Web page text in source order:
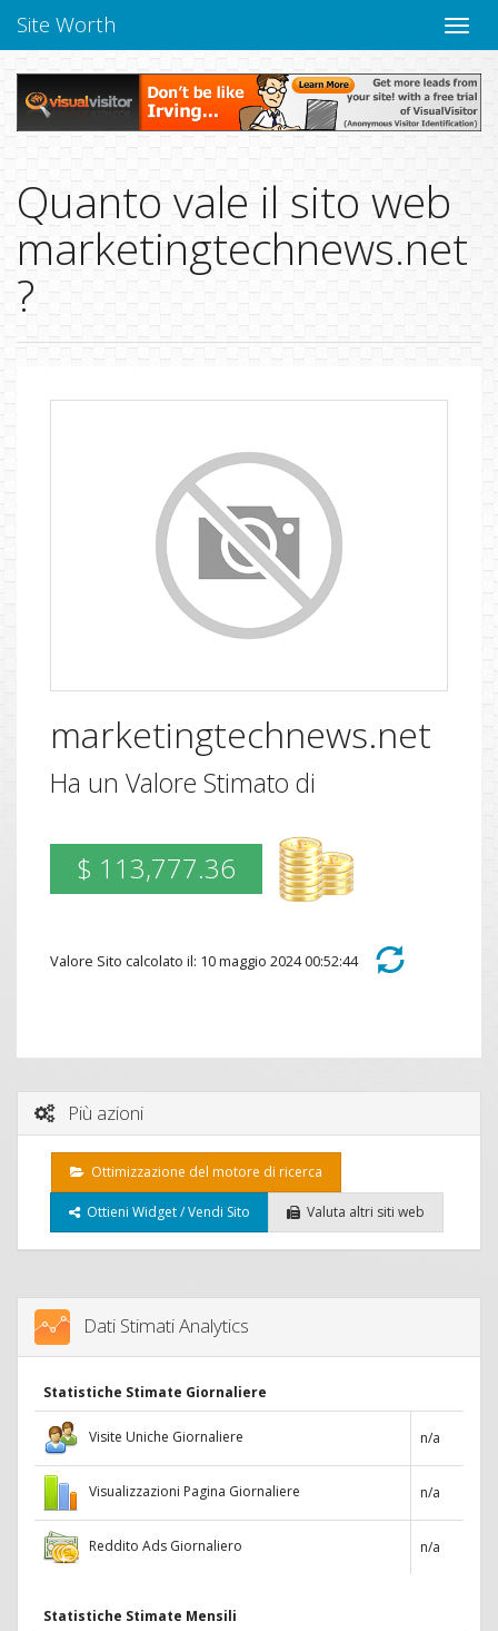
Chiudi
Site Worth
Quanto vale il sito web
marketingtechnews.net
?
marketingtechnews.net
Ha un Valore Stimato di
$ 113,777.36
Valore Sito calcolato il: 10 maggio 2024 00:52:44
Più azioni
Ottimizzazione del motore di ricerca
Ottieni Widget / Vendi Sito Valuta altri siti web
Dati Stimati Analytics
Statistiche Stimate Giornaliere
Visite Uniche Giornaliere n/a
Visualizzazioni Pagina Giornaliere n/a
Reddito Ads Giornaliero n/a
Statistiche Stimate Mensili